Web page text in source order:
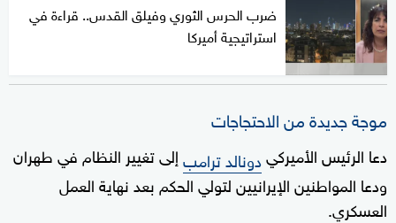
ضرب الحرس الثوري وفيلق القدس.. قراءة في
استراتيجية أميركا
موجة جديدة من الاحتجاجات
دعا الرئيس الأميركيدونالد ترامبإلى تغيير النظام في طهران
ودعا المواطنين الإيرانيين لتولي الحكم بعد نهاية العمل
العسكري.